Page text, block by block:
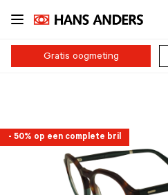
Ga
naar
inhoud
Gratis oogmeting
- 50% op een complete bril